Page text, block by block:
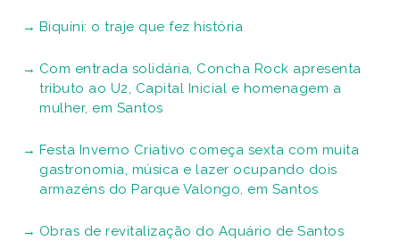
Biquíni: o traje que fez história
Com entrada solidária, Concha Rock apresenta
tributo ao U2, Capital Inicial e homenagem a
mulher, em Santos
Festa Inverno Criativo começa sexta com muita
gastronomia, música e lazer ocupando dois
armazéns do Parque Valongo, em Santos
Obras de revitalização do Aquário de Santos